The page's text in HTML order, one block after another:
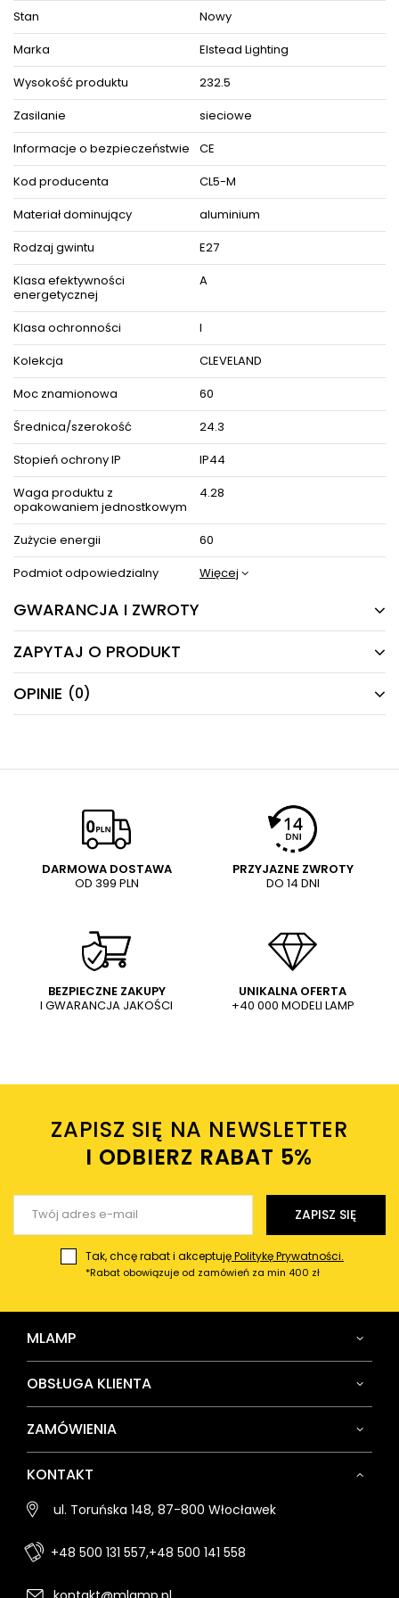
Stan
Nowy
Marka
Elstead Lighting
Wysokość produktu
232.5
Zasilanie
sieciowe
Informacje o bezpieczeństwie
CE
Kod producenta
CL5-M
Materiał dominujący
aluminium
Rodzaj gwintu
E27
Klasa efektywności
energetycznej
A
Klasa ochronności
I
Kolekcja
CLEVELAND
Moc znamionowa
60
Średnica/szerokość
24.3
Stopień ochrony IP
IP44
Waga produktu z
opakowaniem jednostkowym
4.28
Zużycie energii
60
Podmiot odpowiedzialny
Więcej
GWARANCJA I ZWROTY
24 MIESIĄCE
Producent gwarantuje naprawę lub wymianę sprzętu
do 24 miesięcy od daty zakupu. Skontaktuj się ze
sklepem za pośrednictwem formularza reklamacji
ZAPYTAJ O PRODUKT
Masz pytania odnośnie produktu, oferty lub współpracy z
nami?
E-mail
Pytanie
OPINIE (0)
5/5
Treść twojej opinii
Dodaj własne zdjęcie produktu:
Twoje imię
Twój email
DARMOWA DOSTAWA
OD 399 PLN
PRZYJAZNE ZWROTY
DO 14 DNI
BEZPIECZNE ZAKUPY
I GWARANCJA JAKOŚCI
UNIKALNA OFERTA
+40 000 MODELI LAMP
ZAPISZ SIĘ NA NEWSLETTER
I ODBIERZ RABAT 5%ㅤ
ZAPISZ SIĘ
Tak, chcę rabat i akceptujęPolitykę Prywatności.
*Rabat obowiązuje od zamówień za min 400 zł
MLAMP
OBSŁUGA KLIENTA
ZAMÓWIENIA
KONTAKT
ul. Toruńska 148, 87-800 Włocławek
+48 500 131 557,+48 500 141 558